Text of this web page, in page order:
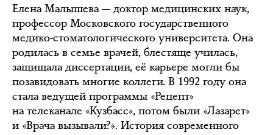
Елена Малышева — доктор медицинских наук,
профессор Московского государственного
медико-стоматологического университета. Она
родилась в семье врачей, блестяще училась,
защищала диссертации, её карьере могли бы
позавидовать многие коллеги. В 1992 году она
стала ведущей программы «Рецепт»
на телеканале «Кузбасс», потом были «Лазарет»
и «Врача вызывали?». История современного